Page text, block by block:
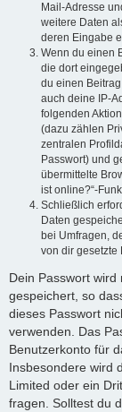
Mail-Adresse
weitere Daten
deren Eingabe
Wenn du einen
die dort
du einen
auch deine IP-
folgenden
(dazu zählen
zentralen
Passwort) und
übermittelte
ist online?“-
Schließlich
Daten
bei Umfragen,
von dir gesetzte
Dein Passwort wird
gespeichert, so
dieses Passwort
verwenden. Das
Benutzerkonto für
Insbesondere wird
Limited oder ein
fragen. Solltest du